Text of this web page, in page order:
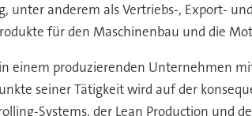
anderem als Vertriebs-, Export-
für den Maschinenbau und die
einem produzierenden Unternehmen
seiner Tätigkeit wird auf der
Systems, der Lean Production